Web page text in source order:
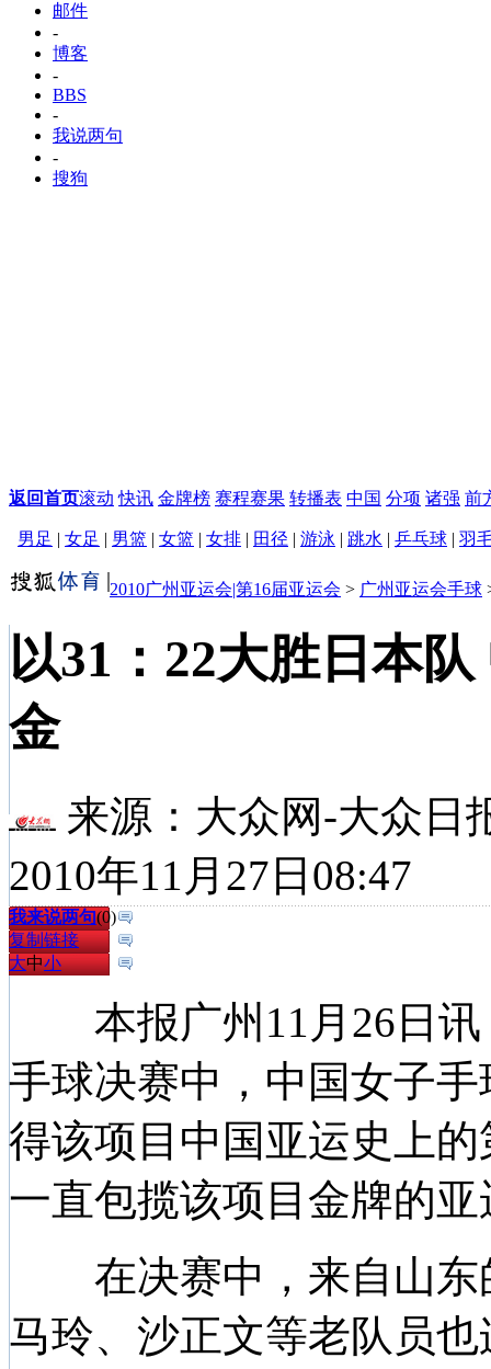
邮件
-
博客
-
BBS
-
我说两句
-
搜狗
返回首页滚动 快讯 金牌榜 赛程赛果 转播表 中国 分项 诸强 前
男足 | 女足 | 男篮 | 女篮 | 女排 | 田径 | 游泳 | 跳水 | 乒乓球 | 羽
2010广州亚运会|第16届亚运会 > 广州亚运会手球
以31：22大胜日本
金
来源： 大众网-大众日
2010年11月27日08:47
我来说两句(0)
复制链接
大中小
本报广州11月26日讯
手球决赛中，中国女子
得该项目中国亚运史上
一直包揽该项目金牌的
在决赛中，来自山东
马玲、沙正文等老队员